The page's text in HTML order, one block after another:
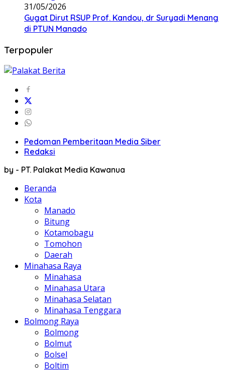
31/05/2026
Gugat Dirut RSUP Prof. Kandou, dr Suryadi Menang
di PTUN Manado
Terpopuler
Pedoman Pemberitaan Media Siber
Redaksi
by - PT. Palakat Media Kawanua
Beranda
Kota
Manado
Bitung
Kotamobagu
Tomohon
Daerah
Minahasa Raya
Minahasa
Minahasa Utara
Minahasa Selatan
Minahasa Tenggara
Bolmong Raya
Bolmong
Bolmut
Bolsel
Boltim